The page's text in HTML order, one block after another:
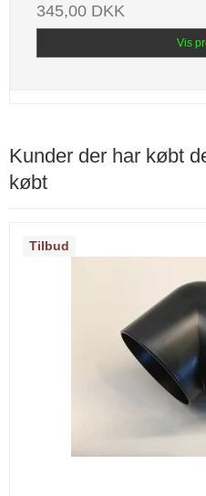
345,00 DKK
Vis
Kunder der har købt
købt
Tilbud